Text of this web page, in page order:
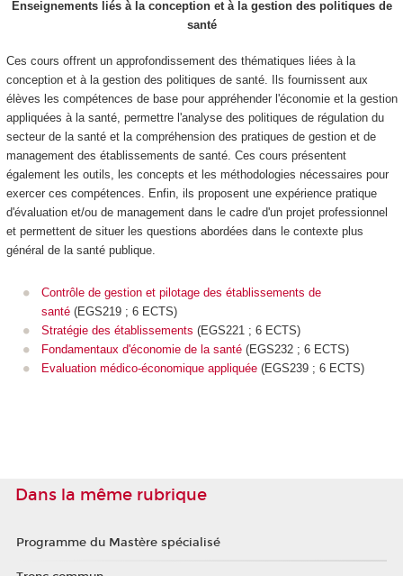
Enseignements liés à la conception et à la gestion des politiques de
santé
Ces cours offrent un approfondissement des thématiques liées à la
conception et à la gestion des politiques de santé. Ils fournissent aux
élèves les compétences de base pour appréhender l'économie et la gestion
appliquées à la santé, permettre l'analyse des politiques de régulation du
secteur de la santé et la compréhension des pratiques de gestion et de
management des établissements de santé. Ces cours présentent
également les outils, les concepts et les méthodologies nécessaires pour
exercer ces compétences. Enfin, ils proposent une expérience pratique
d'évaluation et/ou de management dans le cadre d'un projet professionnel
et permettent de situer les questions abordées dans le contexte plus
général de la santé publique.
Contrôle de gestion et pilotage des établissements de
santé(EGS219 ; 6 ECTS)
Stratégie des établissements (EGS221 ; 6 ECTS)
Fondamentaux d'économie de la santé(EGS232 ; 6 ECTS)
Evaluation médico-économique appliquée(EGS239 ; 6 ECTS)
Dans la même rubrique
Programme du Mastère spécialisé